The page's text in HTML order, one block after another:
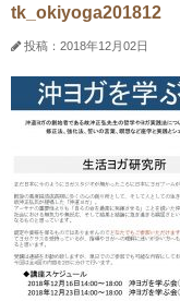
tk_okiyoga201812
投稿：2018年12月02日